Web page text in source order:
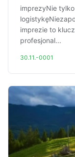
imprezyNie
imprezie to
profesjonal...
30.11.-0001